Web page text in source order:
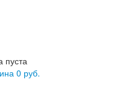
пуста
0 руб.